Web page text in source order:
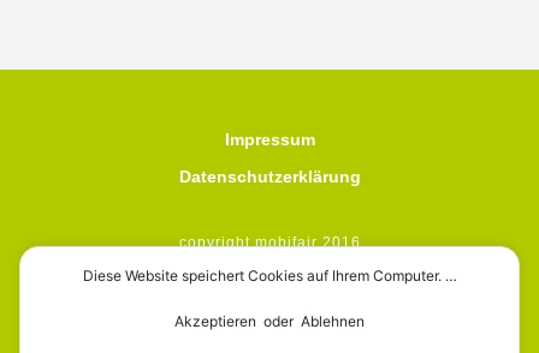
Impressum
Datenschutzerklärung
copyright mobifair 2016
Diese Website speichert Cookies auf Ihrem Computer. …
Akzeptieren oder Ablehnen